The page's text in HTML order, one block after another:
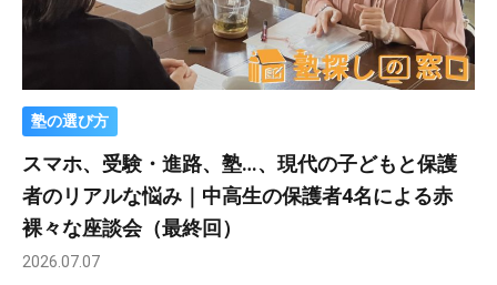
塾の選び方
スマホ、受験・進路、塾…、現代の子どもと保護
者のリアルな悩み｜中高生の保護者4名による赤
裸々な座談会（最終回）
2026.07.07